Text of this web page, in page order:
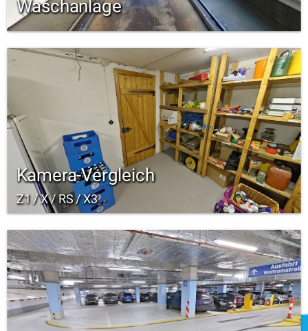
Waschanlage
Kamera-Vergleich
Z1 / X / RS / X3